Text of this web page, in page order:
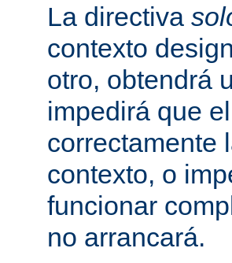
La directiva
contexto
otro, obtendrá
impedirá que
correctamente
contexto, o
funcionar
no arrancará.